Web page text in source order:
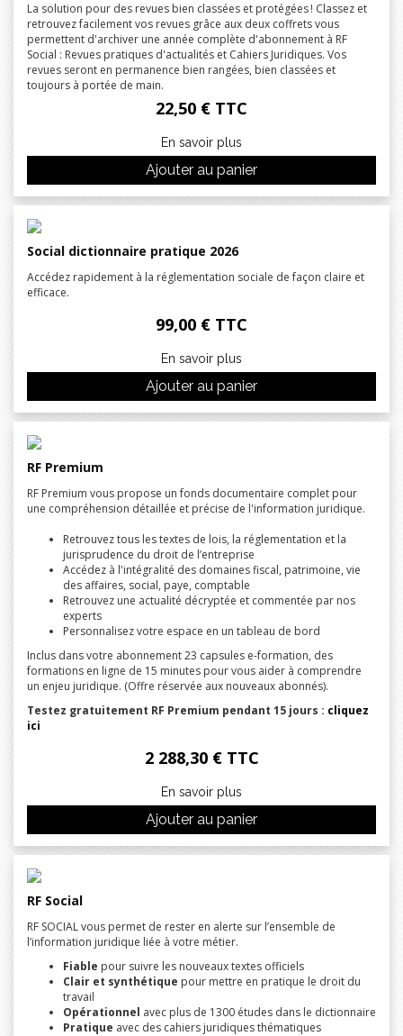
La solution pour des revues bien classées et protégées ! Classez et
retrouvez facilement vos revues grâce aux deux coffrets vous
permettent d'archiver une année complète d'abonnement à RF
Social : Revues pratiques d'actualités et Cahiers Juridiques. Vos
revues seront en permanence bien rangées, bien classées et
toujours à portée de main.
22,50 € TTC
En savoir plus
Ajouter au panier
Social dictionnaire pratique 2026
Accédez rapidement à la réglementation sociale de façon claire et
efficace.
99,00 € TTC
En savoir plus
Ajouter au panier
RF Premium
RF Premium vous propose un fonds documentaire complet pour
une compréhension détaillée et précise de l'information juridique.
Retrouvez tous les textes de lois, la réglementation et la
jurisprudence du droit de l’entreprise
Accédez à l'intégralité des domaines fiscal, patrimoine, vie
des affaires, social, paye, comptable
Retrouvez une actualité décryptée et commentée par nos
experts
Personnalisez votre espace en un tableau de bord
Inclus dans votre abonnement 23 capsules e-formation, des
formations en ligne de 15 minutes pour vous aider à comprendre
un enjeu juridique. (Offre réservée aux nouveaux abonnés).
Testez gratuitement RF Premium pendant 15 jours : cliquez
ici
2 288,30 € TTC
En savoir plus
Ajouter au panier
RF Social
RF SOCIAL vous permet de rester en alerte sur l’ensemble de
l’information juridique liée à votre métier.
Fiable pour suivre les nouveaux textes officiels
Clair et synthétique pour mettre en pratique le droit du
travail
Opérationnel avec plus de 1300 études dans le dictionnaire
Pratique avec des cahiers juridiques thématiques